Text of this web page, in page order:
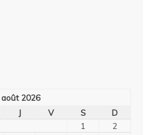
août 2026
J V S
D
1
2